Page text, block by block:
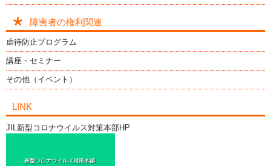
障害者の権利関連
虐待防止プログラム
講座・セミナー
その他（イベント）
LINK
JIL新型コロナウイルス対策本部HP